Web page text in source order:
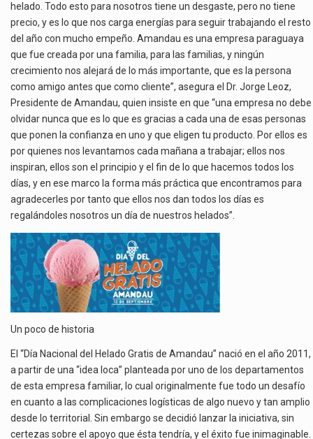
helado. Todo esto para nosotros tiene un desgaste, pero no tiene
precio, y es lo que nos carga energías para seguir trabajando el resto
del año con mucho empeño. Amandau es una empresa paraguaya
que fue creada por una familia, para las familias, y ningún
crecimiento nos alejará de lo más importante, que es la persona
como amigo antes que como cliente”, asegura el Dr. Jorge Leoz,
Presidente de Amandau, quien insiste en que “una empresa no debe
olvidar nunca que es lo que es gracias a cada una de esas personas
que ponen la confianza en uno y que eligen tu producto. Por ellos es
por quienes nos levantamos cada mañana a trabajar; ellos nos
inspiran, ellos son el principio y el fin de lo que hacemos todos los
días, y en ese marco la forma más práctica que encontramos para
agradecerles por tanto que ellos nos dan todos los días es
regalándoles nosotros un día de nuestros helados”.
Un poco de historia
El “Día Nacional del Helado Gratis de Amandau” nació en el año 2011,
a partir de una “idea loca” planteada por uno de los departamentos
de esta empresa familiar, lo cual originalmente fue todo un desafío
en cuanto a las complicaciones logísticas de algo nuevo y tan amplio
desde lo territorial. Sin embargo se decidió lanzar la iniciativa, sin
certezas sobre el apoyo que ésta tendría, y el éxito fue inimaginable.